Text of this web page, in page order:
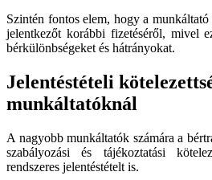
Szintén fontos elem, hogy a
jelentkezőt korábbi fizetéséről, mivel
bérkülönbségeket és hátrányokat.
Jelentéstételi
munkáltatóknál
A nagyobb munkáltatók számára a
szabályozási és tájékoztatási
rendszeres jelentéstételt is.